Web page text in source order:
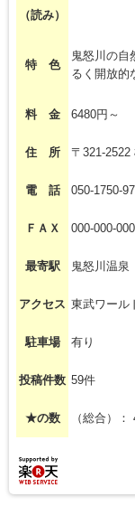
（読み）
特 色
鬼怒川の自
るく開放的
料 金 6480円～
住 所 〒321-2522
電 話 050-1750-
ＦＡＸ 000-000-
最寄駅 鬼怒川温泉
アクセス 東武ワール
駐車場 有り
投稿件数 59件
★の数 （総合）：